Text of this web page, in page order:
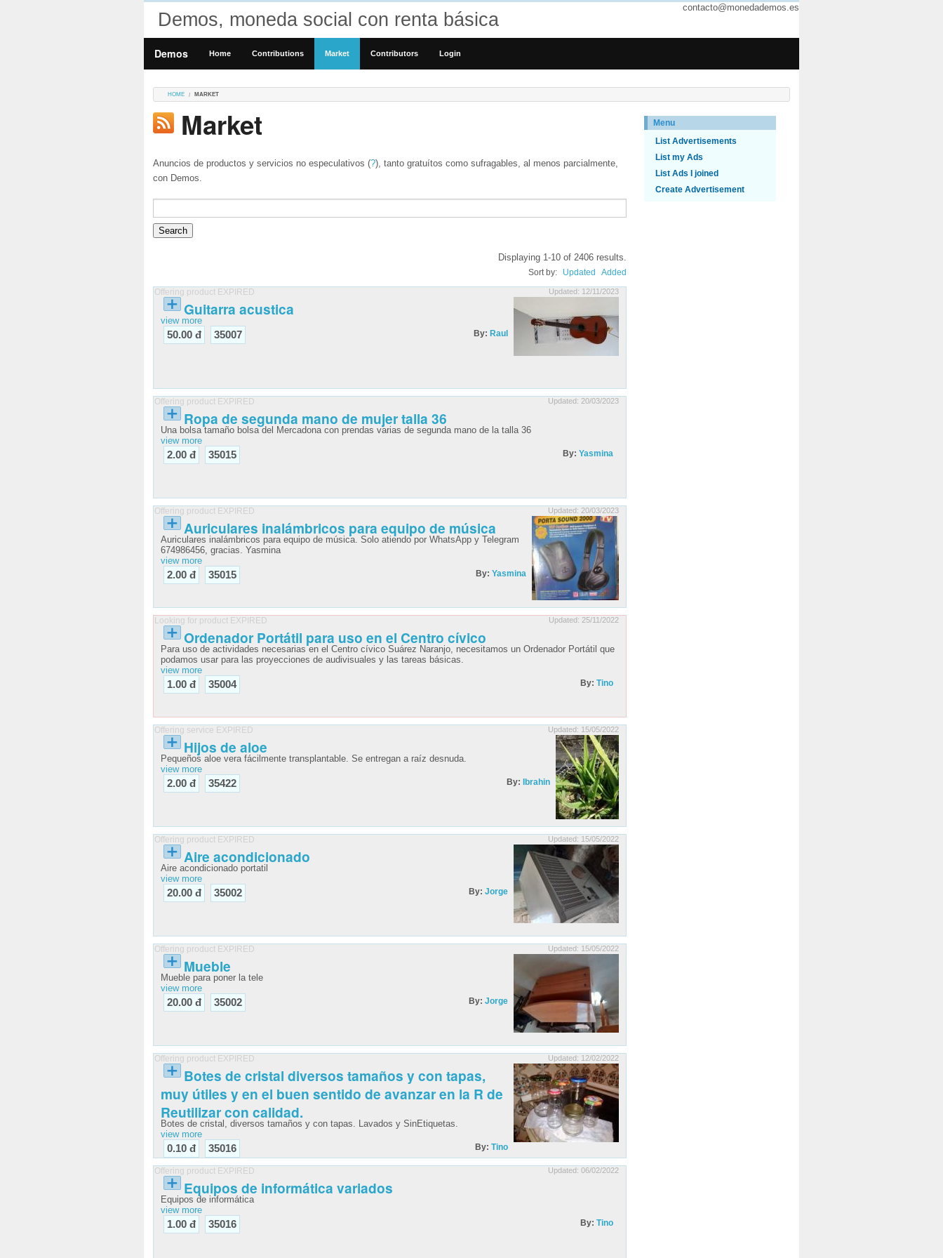
contacto@monedademos.es
Demos, moneda social con renta básica
Demos Home Contributions Market Contributors Login
HOME MARKET
Menu
List Advertisements
List my Ads
List Ads I joined
Create Advertisement
Market
Anuncios de productos y servicios no especulativos (?), tanto gratuítos como sufragables, al menos parcialmente,
con Demos.
Displaying 1-10 of 2406 results.
Sort by: Updated
Added
Offering product EXPIRED
Updated: 12/11/2023
Guitarra acustica
view more
50.00 đ 35007 By: Raul
Offering product EXPIRED Updated: 20/03/2023
Ropa de segunda mano de mujer talla 36
Una bolsa tamaño bolsa del Mercadona con prendas varias de segunda mano de la talla 36
view more
2.00 đ 35015 By: Yasmina
Offering product EXPIRED Updated: 20/03/2023
Auriculares inalámbricos para equipo de música
Auriculares inalámbricos para equipo de música. Solo atiendo por WhatsApp y Telegram
674986456, gracias. Yasmina
view more
2.00 đ 35015 By: Yasmina
Looking for product EXPIRED Updated: 25/11/2022
Ordenador Portátil para uso en el Centro cívico
Para uso de actividades necesarias en el Centro cívico Suárez Naranjo, necesitamos un Ordenador Portátil que
view more
1.00 đ 35004 By: Tino
Offering service EXPIRED Updated: 15/05/2022
Hijos de aloe
Pequeños aloe vera fácilmente transplantable. Se entregan a raíz desnuda.
view more
2.00 đ 35422 By: Ibrahin
Offering product EXPIRED Updated: 15/05/2022
Aire acondicionado
Aire acondicionado portatil
view more
20.00 đ 35002 By: Jorge
Offering product EXPIRED Updated: 15/05/2022
Mueble
Mueble para poner la tele
view more
20.00 đ 35002 By: Jorge
Offering product EXPIRED Updated: 12/02/2022
Botes de cristal diversos tamaños y con tapas,
muy útiles y en el buen sentido de avanzar en la R de
Reutilizar con calidad.
Botes de cristal, diversos tamaños y con tapas. Lavados y SinEtiquetas.
view more
0.10 đ 35016 By: Tino
Offering product EXPIRED Updated: 06/02/2022
Equipos de informática variados
Equipos de informática
view more
1.00 đ 35016 By: Tino